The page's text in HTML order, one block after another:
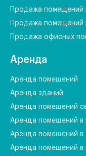
Продажа помещений
Продажа
Продажа офисных
Аренда
Аренда помещений
Аренда зданий
Аренда помещений
Аренда помещений в
Аренда помещений в
Аренда помещений в